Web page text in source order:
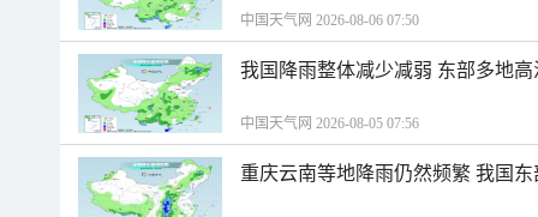
中国天气网 2026-08-06 07:50
我国降雨整体减少减弱 东部多地
中国天气网 2026-08-05 07:56
重庆云南等地降雨仍然频繁 我国